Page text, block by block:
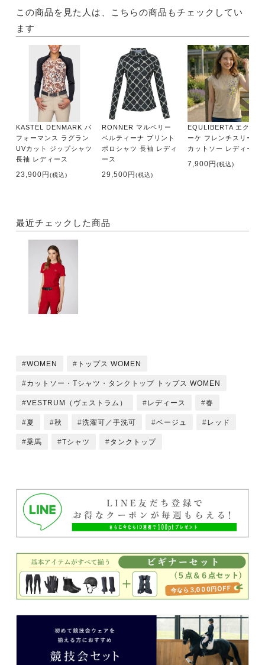
この商品を見た人は、こちらの商品もチェックしてい
ます
KASTEL DENMARK パ
フォーマンス ラグラン
UVカット ジップシャツ
長袖 レディース
23,900円(税込)
RONNER マルベリー
ベルティーナ プリント
ポロシャツ 長袖 レディ
ース
29,500円(税込)
EQULIBERTA エクイブ
ーケ フレンチスリーブ
カットソー レディース
7,900円(税込)
最近チェックした商品
WOMEN トップス WOMEN
カットソー・Tシャツ・タンクトップ トップス WOMEN
VESTRUM（ヴェストラム） レディース 春
夏 秋 洗濯可／手洗可 ベージュ レッド
乗馬 Tシャツ タンクトップ